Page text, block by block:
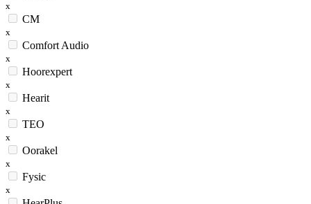
x
CM
x
Comfort Audio
x
Hoorexpert
x
Hearit
x
TEO
x
Oorakel
x
Fysic
x